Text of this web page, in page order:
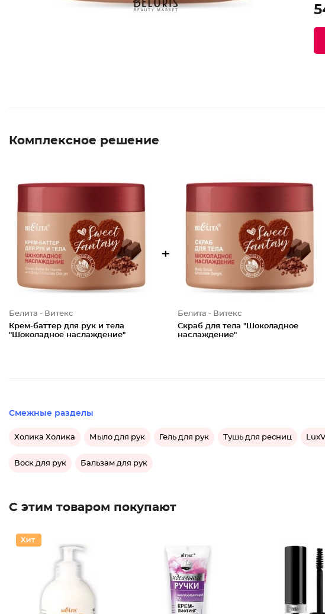
Комплексное решение
Белита - Витекс
Крем-баттер для рук и тела
"Шоколадное наслаждение"
+
Белита - Витекс
Скраб для тела "Шоколадное
наслаждение"
Смежные разделы
Холика Холика Мыло для рук Гель для рук Тушь для ресниц
Воск для рук Бальзам для рук
С этим товаром покупают